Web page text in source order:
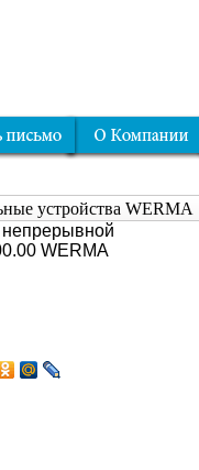
устройства WERMA
WERMA